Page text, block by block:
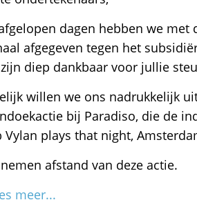
dagen hebben we
afgegeven tegen het
diep dankbaar voor jullie
willen we ons nadrukkelijk
bij Paradiso, die de
Vylan plays that night,
afstand van deze actie.
meer...